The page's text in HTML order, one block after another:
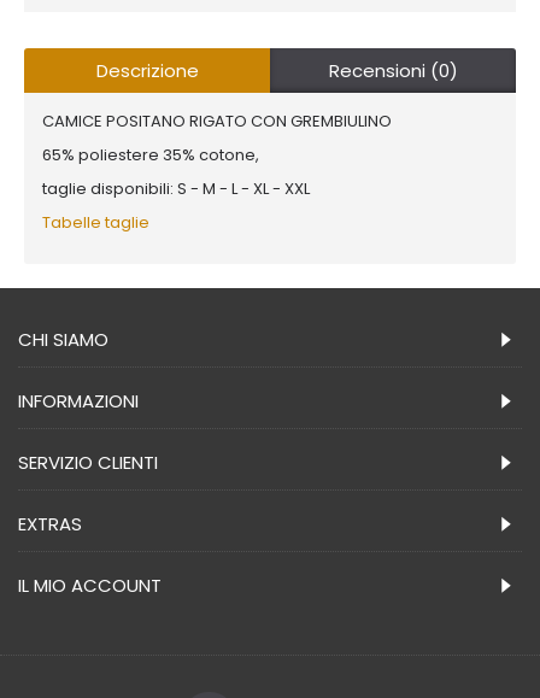
Descrizione Recensioni (0)
CAMICE POSITANO RIGATO CON GREMBIULINO
65% poliestere 35% cotone,
taglie disponibili: S - M - L - XL - XXL
Tabelle taglie
CHI SIAMO
INFORMAZIONI
SERVIZIO CLIENTI
EXTRAS
IL MIO ACCOUNT